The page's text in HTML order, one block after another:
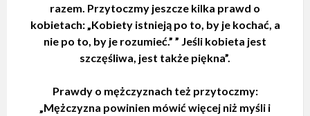
razem. Przytoczmy jeszcze kilka prawd o
kobietach: „Kobiety istnieją po to, by je kochać, a
nie po to, by je rozumieć.” ” Jeśli kobieta jest
szczęśliwa, jest także piękna”.
Prawdy o mężczyznach też przytoczmy:
„Mężczyzna powinien mówić więcej niż myśli i